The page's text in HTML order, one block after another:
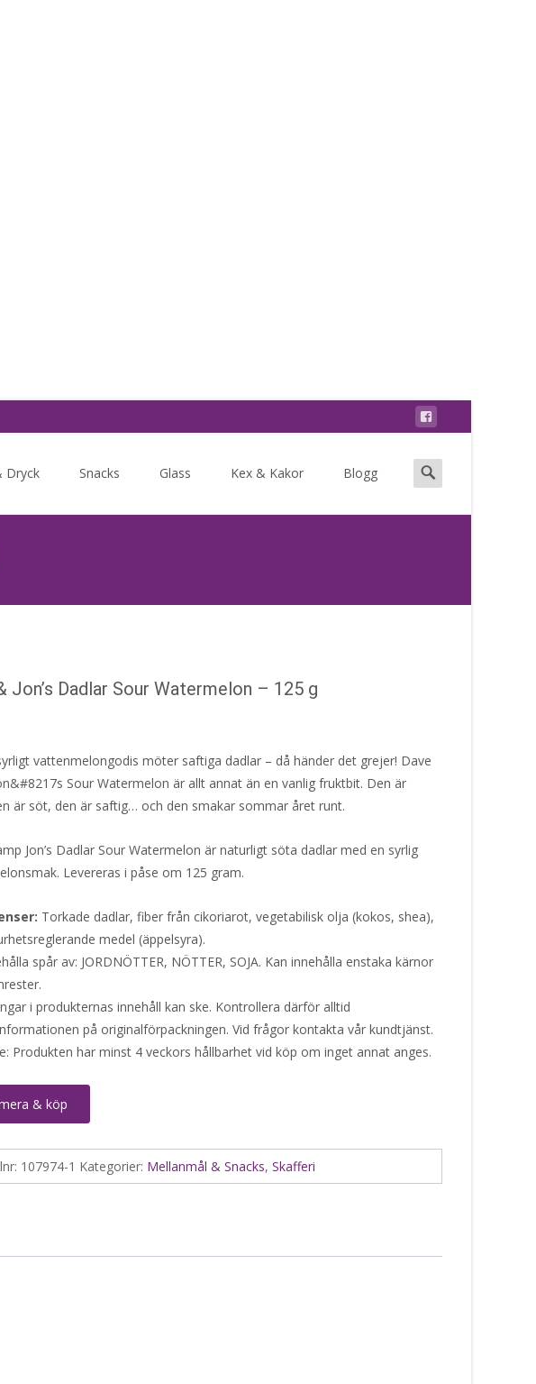
Dryck Snacks Glass Kex & Kakor Blogg
Search
for:
Jon’s Dadlar Sour Watermelon – 125 g
vattenmelongodis möter saftiga dadlar – då händer det grejer! Dave
Sour Watermelon är allt annat än en vanlig fruktbit. Den är
är söt, den är saftig… och den smakar sommar året runt.
Jon’s Dadlar Sour Watermelon är naturligt söta dadlar med en syrlig
Levereras i påse om 125 gram.
Torkade dadlar, fiber från cikoriarot, vegetabilisk olja (kokos, shea),
medel (äppelsyra).
spår av: JORDNÖTTER, NÖTTER, SOJA. Kan innehålla enstaka kärnor
i produkternas innehåll kan ske. Kontrollera därför alltid
på originalförpackningen. Vid frågor kontakta vår kundtjänst.
Produkten har minst 4 veckors hållbarhet vid köp om inget annat anges.
& köp
107974-1 Kategorier: Mellanmål & Snacks, Skafferi